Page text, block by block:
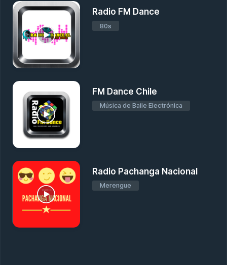
Radio FM Dance
80s
FM Dance Chile
Música de Baile Electrónica
Radio Pachanga Nacional
Merengue